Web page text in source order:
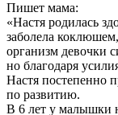
Пишет мама:
«Настя родилась
заболела
организм девочки
но благодаря
Настя постепенно
по развитию.
В 6 лет у малышки